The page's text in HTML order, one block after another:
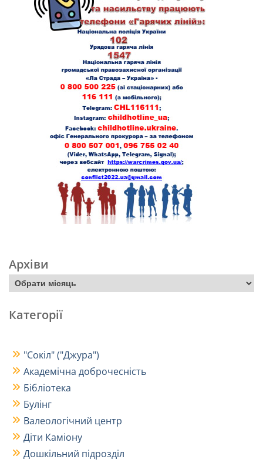
Архіви
Категорії
"Сокіл" ("Джура")
Академічна доброчесність
Бібліотека
Булінг
Валеологічний центр
Діти Каміону
Дошкільний підрозділ